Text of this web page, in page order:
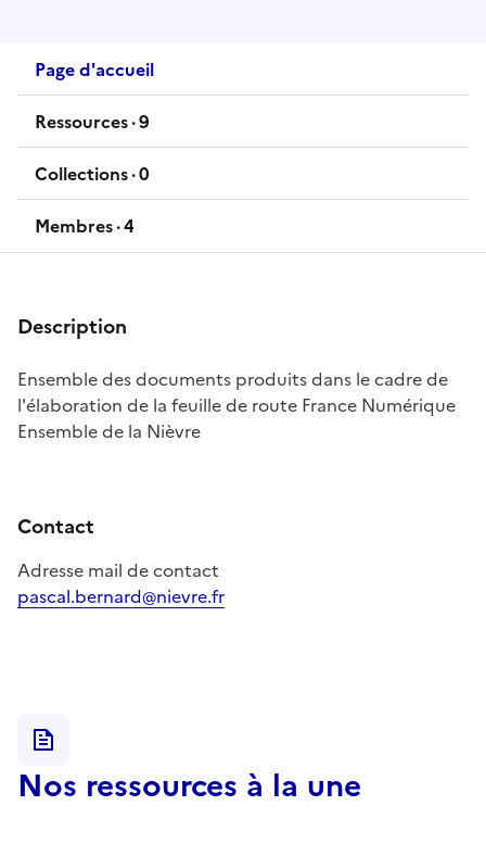
Page d'accueil
Ressources ·9
ressources
Collections ·0
collections
Membres ·4
membres
Description
Ensemble des documents produits dans le cadre de
l'élaboration de la feuille de route France Numérique
Ensemble de la Nièvre
Contact
Adresse mail de contact
pascal.bernard@nievre.fr
Nos ressources à la une